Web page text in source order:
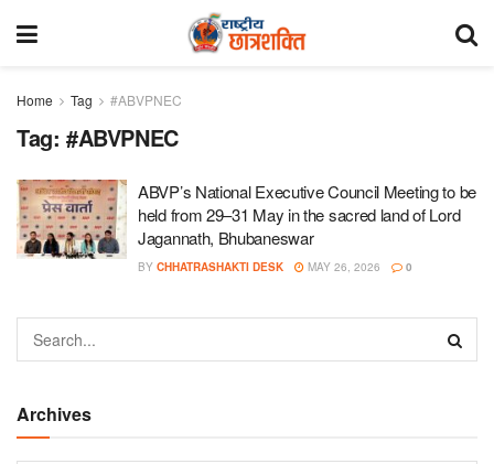
Home Tag #ABVPNEC
Tag: #ABVPNEC
ABVP’s National Executive Council Meeting to be
held from 29–31 May in the sacred land of Lord
Jagannath, Bhubaneswar
BY CHHATRASHAKTI DESK MAY 26, 2026 0
Archives